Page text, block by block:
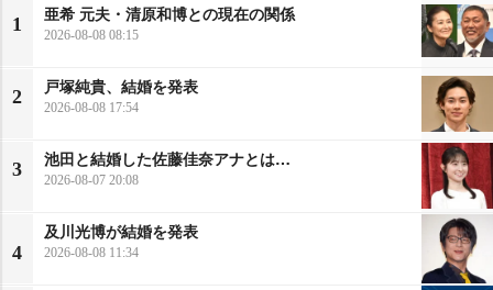
1
亜希 元夫・清原和博との現在の関係
2026-08-08 08:15
2
戸塚純貴、結婚を発表
2026-08-08 17:54
3
池田と結婚した佐藤佳奈アナとは…
2026-08-07 20:08
4
及川光博が結婚を発表
2026-08-08 11:34